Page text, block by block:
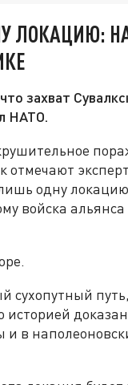
ЛОКАЦИЮ:
захват
НАТО.
отмечают
одну
войска
сухопутный
в